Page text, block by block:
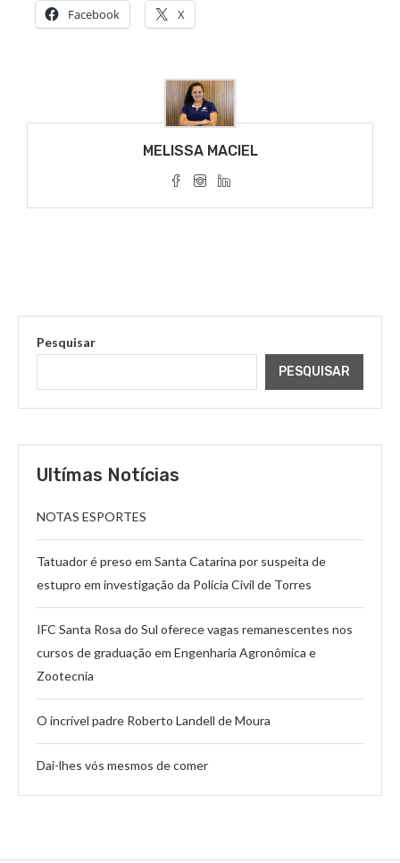
Facebook X
MELISSA MACIEL
Pesquisar
PESQUISAR
Ultímas Notícias
NOTAS ESPORTES
Tatuador é preso em Santa Catarina por suspeita de
estupro em investigação da Polícia Civil de Torres
IFC Santa Rosa do Sul oferece vagas remanescentes nos
cursos de graduação em Engenharia Agronômica e
Zootecnia
O incrível padre Roberto Landell de Moura
Dai-lhes vós mesmos de comer